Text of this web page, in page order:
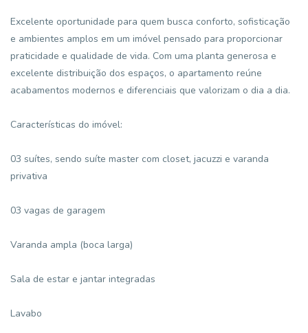
Excelente oportunidade para quem busca conforto, sofisticação
e ambientes amplos em um imóvel pensado para proporcionar
praticidade e qualidade de vida. Com uma planta generosa e
excelente distribuição dos espaços, o apartamento reúne
acabamentos modernos e diferenciais que valorizam o dia a dia.
Características do imóvel:
03 suítes, sendo suíte master com closet, jacuzzi e varanda
privativa
03 vagas de garagem
Varanda ampla (boca larga)
Sala de estar e jantar integradas
Lavabo